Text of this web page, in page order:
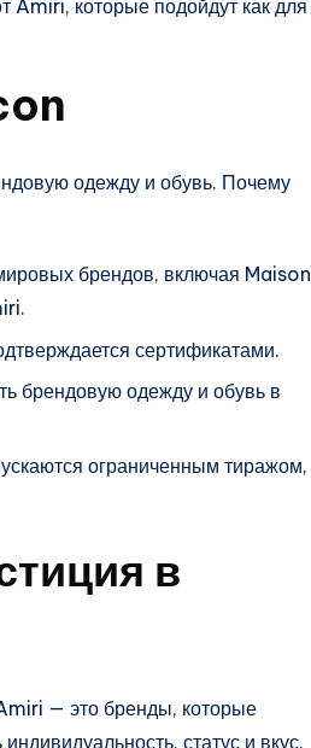
Amiri, которые подойдут как для
одежду и обувь. Почему
брендов, включая Maison
сертификатами.
брендовую одежду и обувь в
ограниченным тиражом,
в
— это бренды, которые
статус и вкус.